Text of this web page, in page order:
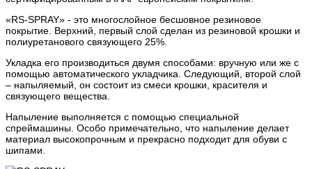
«RS-SPRAY» - это многослойное бесшовное резиновое
покрытие. Верхний, первый слой сделан из резиновой крошки и
полиуретанового связующего 25%.
Укладка его производиться двумя способами: вручную или же с
помощью автоматического укладчика. Следующий, второй слой
– напыляемый, он состоит из смеси крошки, красителя и
связующего вещества.
Напыление выполняется с помощью специальной
спреймашины. Особо примечательно, что напыление делает
материал высокопрочным и прекрасно подходит для обуви с
шипами.